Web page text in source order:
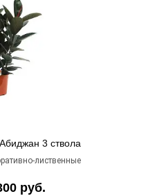
3 ствола
лиственные
руб.